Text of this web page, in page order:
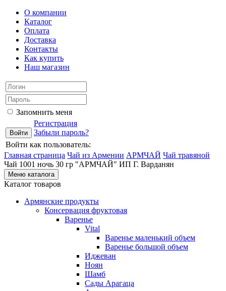
О компании
Каталог
Оплата
Доставка
Контакты
Как купить
Наш магазин
Запомнить меня
Регистрация
Забыли пароль?
Войти как пользователь:
Главная страница Чай из Армении АРМЧАЙ Чай травяной
Чай 1001 ночь 30 гр "АРМЧАЙ" ИП Г. Варданян
Меню каталога
Каталог товаров
Армянские продукты
Консервация фруктовая
Варенье
Vital
Варенье маленький объем
Варенье большой объем
Иджеван
Ноян
Шамб
Сады Арагаца